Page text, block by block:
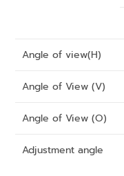
Angle of view(H)
Angle of View (V)
Angle of View (O)
Adjustment angle